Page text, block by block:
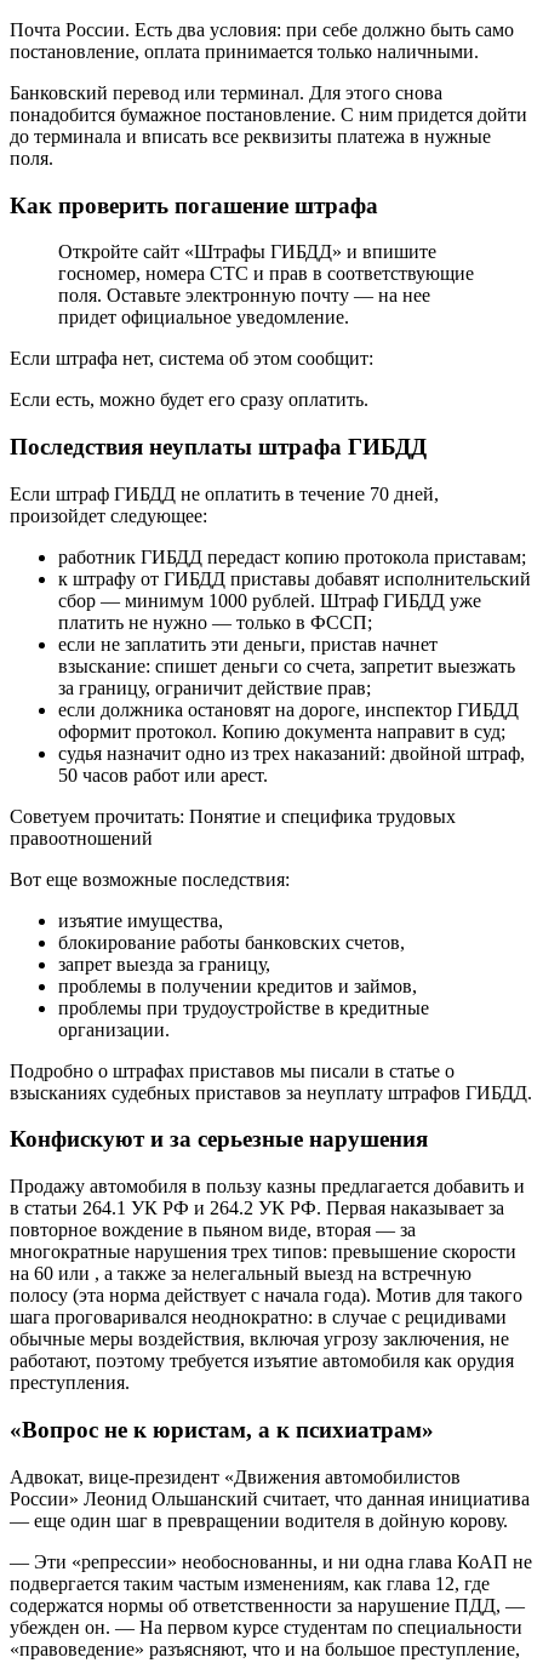
Почта России. Есть два условия: при себе должно быть само
постановление, оплата принимается только наличными.
Банковский перевод или терминал. Для этого снова
понадобится бумажное постановление. С ним придется дойти
до терминала и вписать все реквизиты платежа в нужные
поля.
Как проверить погашение штрафа
Откройте сайт «Штрафы ГИБДД» и впишите
госномер, номера СТС и прав в соответствующие
поля. Оставьте электронную почту — на нее
придет официальное уведомление.
Если штрафа нет, система об этом сообщит:
Если есть, можно будет его сразу оплатить.
Последствия неуплаты штрафа ГИБДД
Если штраф ГИБДД не оплатить в течение 70 дней,
произойдет следующее:
работник ГИБДД передаст копию протокола приставам;
к штрафу от ГИБДД приставы добавят исполнительский
сбор — минимум 1000 рублей. Штраф ГИБДД уже
платить не нужно — только в ФССП;
если не заплатить эти деньги, пристав начнет
взыскание: спишет деньги со счета, запретит выезжать
за границу, ограничит действие прав;
если должника остановят на дороге, инспектор ГИБДД
оформит протокол. Копию документа направит в суд;
судья назначит одно из трех наказаний: двойной штраф,
50 часов работ или арест.
Советуем прочитать: Понятие и специфика трудовых
правоотношений
Вот еще возможные последствия:
изъятие имущества,
блокирование работы банковских счетов,
запрет выезда за границу,
проблемы в получении кредитов и займов,
проблемы при трудоустройстве в кредитные
организации.
Подробно о штрафах приставов мы писали в статье о
взысканиях судебных приставов за неуплату штрафов ГИБДД.
Конфискуют и за серьезные нарушения
Продажу автомобиля в пользу казны предлагается добавить и
в статьи 264.1 УК РФ и 264.2 УК РФ. Первая наказывает за
повторное вождение в пьяном виде, вторая — за
многократные нарушения трех типов: превышение скорости
на 60 или , а также за нелегальный выезд на встречную
полосу (эта норма действует с начала года). Мотив для такого
шага проговаривался неоднократно: в случае с рецидивами
обычные меры воздействия, включая угрозу заключения, не
работают, поэтому требуется изъятие автомобиля как орудия
преступления.
«Вопрос не к юристам, а к психиатрам»
Адвокат, вице-президент «Движения автомобилистов
России» Леонид Ольшанский считает, что данная инициатива
— еще один шаг в превращении водителя в дойную корову.
— Эти «репрессии» необоснованны, и ни одна глава КоАП не
подвергается таким частым изменениям, как глава 12, где
содержатся нормы об ответственности за нарушение ПДД, —
убежден он. — На первом курсе студентам по специальности
«правоведение» разъясняют, что и на большое преступление,